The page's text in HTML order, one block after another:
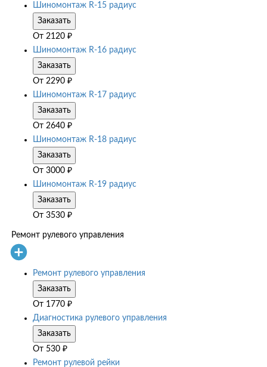
Шиномонтаж R-15 радиус
Заказать
От 2120 ₽
Шиномонтаж R-16 радиус
Заказать
От 2290 ₽
Шиномонтаж R-17 радиус
Заказать
От 2640 ₽
Шиномонтаж R-18 радиус
Заказать
От 3000 ₽
Шиномонтаж R-19 радиус
Заказать
От 3530 ₽
Ремонт рулевого управления
Ремонт рулевого управления
Заказать
От 1770 ₽
Диагностика рулевого управления
Заказать
От 530 ₽
Ремонт рулевой рейки